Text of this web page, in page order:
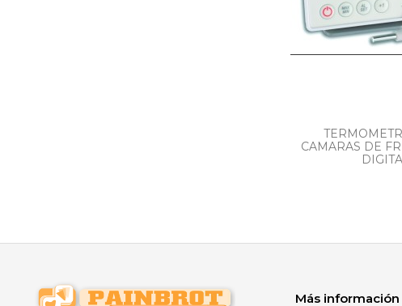
CAMARAS DE
Más información